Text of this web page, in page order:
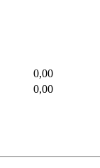
0,00
0,00